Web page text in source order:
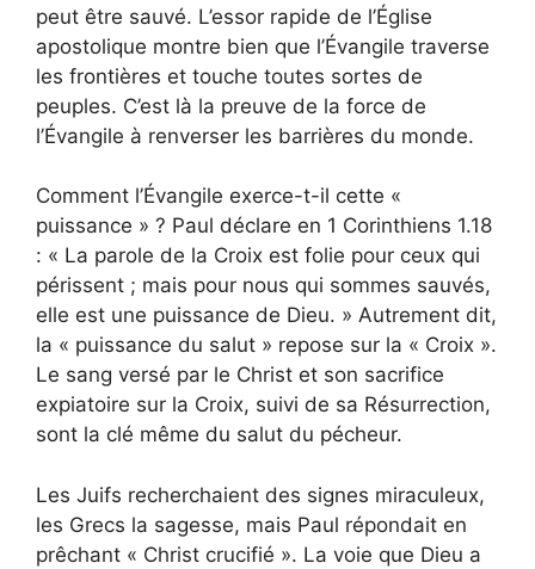
peut être sauvé. L’essor rapide de l’Église
apostolique montre bien que l’Évangile traverse
les frontières et touche toutes sortes de
peuples. C’est là la preuve de la force de
l’Évangile à renverser les barrières du monde.
Comment l’Évangile exerce-t-il cette «
puissance » ? Paul déclare en 1 Corinthiens 1.18
: « La parole de la Croix est folie pour ceux qui
périssent ; mais pour nous qui sommes sauvés,
elle est une puissance de Dieu. » Autrement dit,
la « puissance du salut » repose sur la « Croix ».
Le sang versé par le Christ et son sacrifice
expiatoire sur la Croix, suivi de sa Résurrection,
sont la clé même du salut du pécheur.
Les Juifs recherchaient des signes miraculeux,
les Grecs la sagesse, mais Paul répondait en
prêchant « Christ crucifié ». La voie que Dieu a